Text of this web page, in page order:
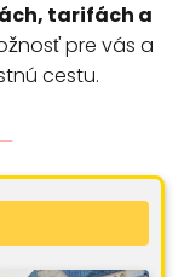
tarifách a
pre vás a
cestu.